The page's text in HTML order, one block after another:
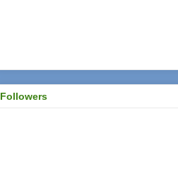
Followers